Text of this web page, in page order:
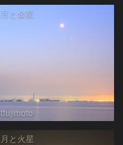
月と金星
tfujimoto
月と火星